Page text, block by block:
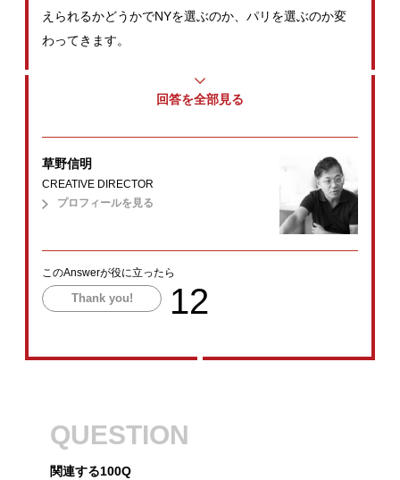
えられるかどうかでNYを選ぶのか、パリを選ぶのか変
わってきます。
回答を全部見る
草野信明
CREATIVE DIRECTOR
プロフィールを見る
このAnswerが役に立ったら
Thank you! 12
QUESTION
関連する100Q